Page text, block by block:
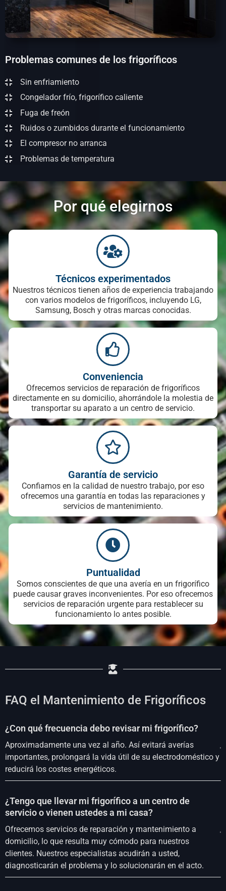
Problemas comunes de los frigoríficos
Sin enfriamiento
Congelador frío, frigorífico caliente
Fuga de freón
Ruidos o zumbidos durante el funcionamiento
El compresor no arranca
Problemas de temperatura
Por qué elegirnos
Técnicos experimentados
Nuestros técnicos tienen años de experiencia trabajando
con varios modelos de frigoríficos, incluyendo LG,
Samsung, Bosch y otras marcas conocidas.
Conveniencia
Ofrecemos servicios de reparación de frigoríficos
directamente en su domicilio, ahorrándole la molestia de
transportar su aparato a un centro de servicio.
Garantía de servicio
Confiamos en la calidad de nuestro trabajo, por eso
ofrecemos una garantía en todas las reparaciones y
servicios de mantenimiento.
Puntualidad
Somos conscientes de que una avería en un frigorífico
puede causar graves inconvenientes. Por eso ofrecemos
servicios de reparación urgente para restablecer su
funcionamiento lo antes posible.
FAQ el Mantenimiento de Frigoríficos
¿Con qué frecuencia debo revisar mi frigorífico?
Aproximadamente una vez al año. Así evitará averías
importantes, prolongará la vida útil de su electrodoméstico y
reducirá los costes energéticos.
¿Tengo que llevar mi frigorífico a un centro de
servicio o vienen ustedes a mi casa?
Ofrecemos servicios de reparación y mantenimiento a
domicilio, lo que resulta muy cómodo para nuestros
clientes. Nuestros especialistas acudirán a usted,
diagnosticarán el problema y lo solucionarán en el acto.